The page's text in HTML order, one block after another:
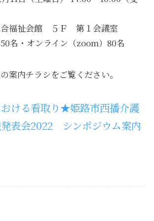
合福祉会館 ５Ｆ 第１会議室
名・オンライン（zoom）80名
案内チラシをご覧ください。
ける看取り★姫路市西播介護
表会2022 シンポジウム案内